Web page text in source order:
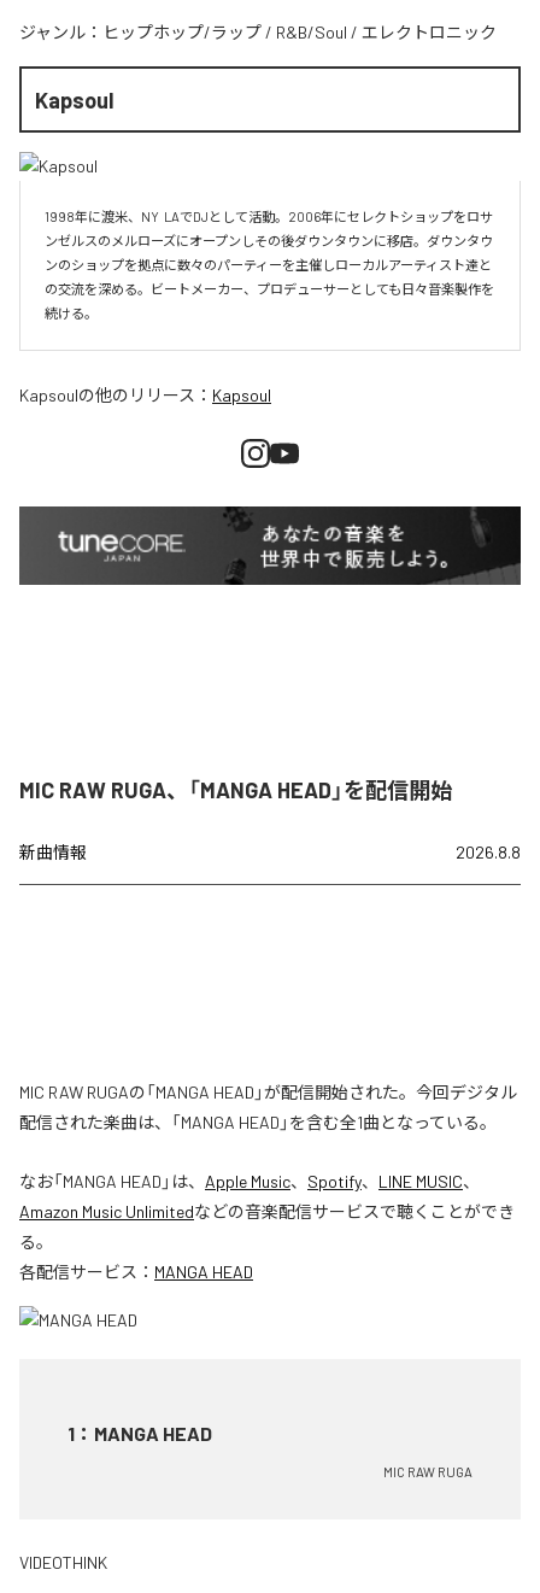
ジャンル： ヒップホップ/ラップ / R&B/Soul / エレクトロニック
Kapsoul
1998年に渡米、NY  LAでDJとして活動。2006年にセレクトショップをロサ
ンゼルスのメルローズにオープンしその後ダウンタウンに移店。ダウンタウ
ンのショップを拠点に数々のパーティーを主催しローカルアーティスト達と
の交流を深める。ビートメーカー、プロデューサーとしても日々音楽製作を
続ける。
Kapsoulの他のリリース： Kapsoul
MIC RAW RUGA、「MANGA HEAD」を配信開始
新曲情報 2026.8.8
MIC RAW RUGAの「MANGA HEAD」が配信開始された。今回デジタル
配信された楽曲は、「MANGA HEAD」を含む全1曲となっている。
なお「MANGA HEAD 」は、 Apple Music、 Spotify、 LINE MUSIC、
Amazon Music Unlimitedなどの音楽配信サービスで聴くことができ
る。
各配信サービス： MANGA HEAD
1 ： MANGA HEAD
MIC RAW RUGA
VIDEOTHINK